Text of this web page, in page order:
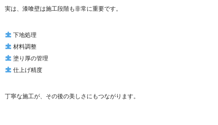
実は、漆喰壁は施工段階も非常に重要です。
下地処理
材料調整
塗り厚の管理
仕上げ精度
丁寧な施工が、その後の美しさにもつながります。